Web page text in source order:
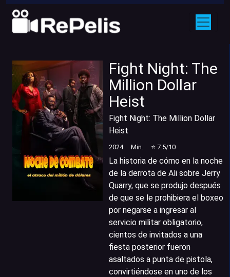
Fight Night: The
Million Dollar
Heist
Fight Night: The Million Dollar
Heist
2024 Min. ⭐ 7.5/10
La historia de cómo en la noche
de la derrota de Ali sobre Jerry
Quarry, que se produjo después
de que se le prohibiera el boxeo
por negarse a ingresar al
servicio militar obligatorio,
cientos de invitados a una
fiesta posterior fueron
asaltados a punta de pistola,
convirtiéndose en uno de los